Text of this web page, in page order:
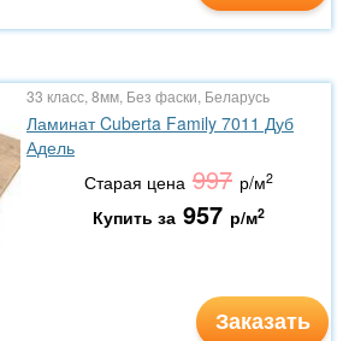
33 класс, 8мм, Без фаски, Беларусь
Ламинат Cuberta Family 7011 Дуб
Адель
Старая цена 997 р/м2
Купить за 957 р/м2
Заказать